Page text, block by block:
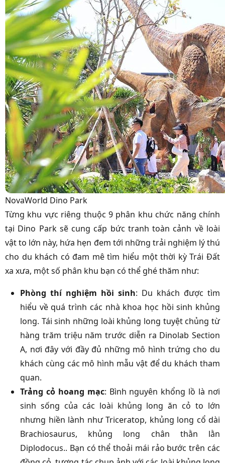
NovaWorld Dino Park
Từng khu vực riêng thuộc 9 phân khu chức năng chính
tại Dino Park sẽ cung cấp bức tranh toàn cảnh về loài
vật to lớn này, hứa hẹn đem tới những trải nghiệm lý thú
cho du khách có đam mê tìm hiểu một thời kỳ Trái Đất
xa xưa, một số phân khu bạn có thể ghé thăm như:
Phòng thí nghiệm hồi sinh: Du khách được tìm
hiểu về quá trình các nhà khoa học hồi sinh khủng
long. Tái sinh những loài khủng long tuyệt chủng từ
hàng trăm triệu năm trước diễn ra Dinolab Section
A, nơi đây với đầy đủ những mô hình trứng cho du
khách cùng các mô hình mẫu vật để du khách tham
quan.
Trảng cỏ hoang mạc: Bình nguyên khổng lồ là nơi
sinh sống của các loài khủng long ăn cỏ to lớn
nhưng hiền lành như Triceratop, khủng long cổ dài
Brachiosaurus, khủng long chân thằn lằn
Diplodocus.. Bạn có thể thoải mái rảo bước trên các